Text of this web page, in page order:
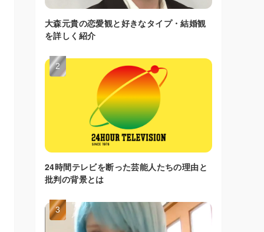
大森元貴の恋愛観と好きなタイプ・結婚観
を詳しく紹介
24時間テレビを断った芸能人たちの理由と
批判の背景とは